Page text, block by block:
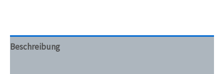
1
Beschreibung